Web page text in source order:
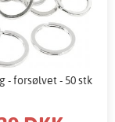
- forsølvet - 50 stk